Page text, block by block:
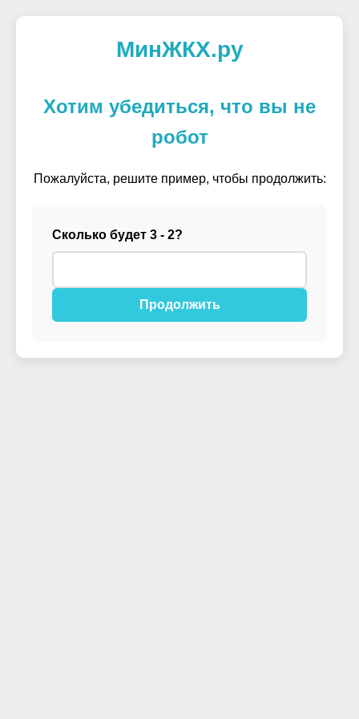
МинЖКХ.ру
Хотим убедиться, что вы не
робот
Пожалуйста, решите пример, чтобы продолжить:
Сколько будет 3 - 2?
Продолжить